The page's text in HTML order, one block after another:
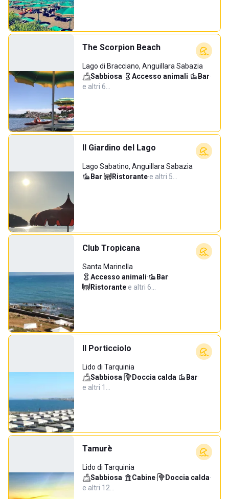
The Scorpion Beach
Lago di Bracciano, Anguillara Sabazia
Sabbiosa· Accesso animali· Bar·
e altri 6…
Il Giardino del Lago
Lago Sabatino, Anguillara Sabazia
Bar· Ristorante·e altri 5…
Club Tropicana
Santa Marinella
Accesso animali· Bar·
Ristorante·e altri 6…
Il Porticciolo
Lido di Tarquinia
Sabbiosa· Doccia calda· Bar·
e altri 1…
Tamurè
Lido di Tarquinia
Sabbiosa· Cabine· Doccia calda·
e altri 12…